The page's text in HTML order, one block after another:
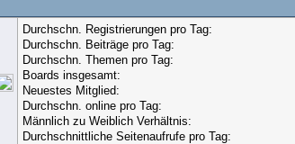
Durchschn. Registrierungen pro Tag:
Durchschn. Beiträge pro Tag:
Durchschn. Themen pro Tag:
Boards insgesamt:
Neuestes Mitglied:
Durchschn. online pro Tag:
Männlich zu Weiblich Verhältnis:
Durchschnittliche Seitenaufrufe pro Tag: